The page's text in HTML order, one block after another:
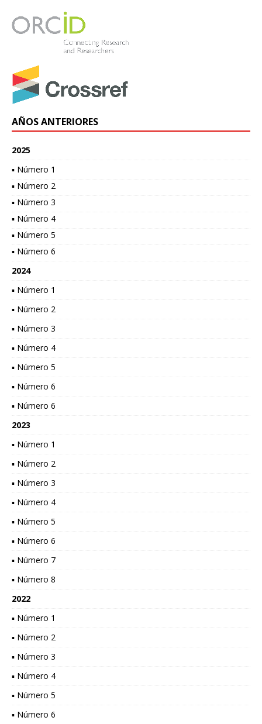
AÑOS ANTERIORES
2025
▪ Número 1
▪ Número 2
▪ Número 3
▪ Número 4
▪ Número 5
▪ Número 6
2024
▪ Número 1
▪ Número 2
▪ Número 3
▪ Número 4
▪ Número 5
▪ Número 6
▪ Número 6
2023
▪ Número 1
▪ Número 2
▪ Número 3
▪ Número 4
▪ Número 5
▪ Número 6
▪ Número 7
▪ Número 8
2022
▪ Número 1
▪ Número 2
▪ Número 3
▪ Número 4
▪ Número 5
▪ Número 6